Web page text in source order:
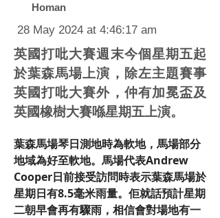
Homan
28 May 2024 at 4:46:17 am
英國打吡大賽週末今個星期五起
於葉森馬場上演，除左主題賽事
英國打吡大賽外，仲有加冕盃及
英國橡樹大賽喺星期五上演。
葉森馬場琴日測地時為軟地，馬場部分
地域為好至軟地。馬場代表Andrew
Cooper日前接受訪問時表示葉森馬場於
星期日有8.5毫米雨量。佢就話預計星期
二朝早會再有驟雨，相信會對場地有一